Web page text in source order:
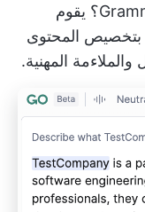
ولكن ما هي الميزة البارزة في Grammarly؟ يقوم
بتخصيص المحتوى
المهنية.